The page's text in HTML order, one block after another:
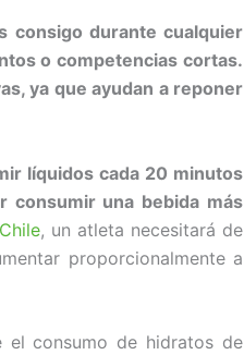
consigo durante cualquier
o competencias cortas.
ya que ayudan a reponer
líquidos cada 20 minutos
consumir una bebida más
, un atleta necesitará de
proporcionalmente a
el consumo de hidratos de